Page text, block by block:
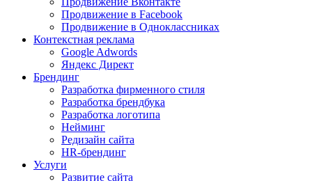
Продвижение в Facebook
Продвижение в Одноклассниках
Контекстная реклама
Google Adwords
Яндекс Директ
Брендинг
Разработка фирменного стиля
Разработка брендбука
Разработка логотипа
Нейминг
Редизайн сайта
HR-брендинг
Услуги
Развитие сайта